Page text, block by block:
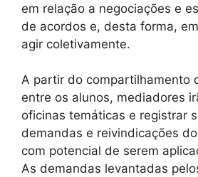
em relação a negociações e
de acordos e, desta forma,
agir coletivamente.
A partir do compartilhamento
entre os alunos, mediadores
oficinas temáticas e registrar
demandas e reivindicações
com potencial de serem
As demandas levantadas